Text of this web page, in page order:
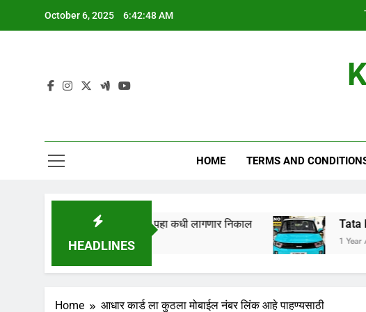
October 6, 2025 6:42:49 AM
HOME TERMS AND
HEADLINES
तारखेला लागणार,येथे पहा कधी लागणार निकाल Tata Nano EV
1 Year Ago
Home आधार कार्ड ला कुठला मोबाईल नंबर लिंक आहे पाहण्यसाठी